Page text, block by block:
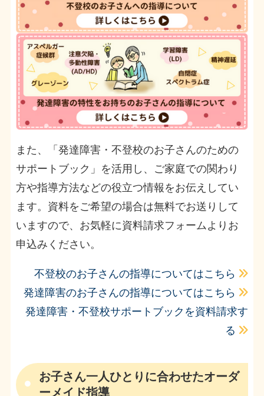
また、「発達障害・不登校のお子さんのための
サポートブック」を活用し、ご家庭での関わり
方や指導方法などの役立つ情報をお伝えしてい
ます。資料をご希望の場合は無料でお送りして
いますので、お気軽に資料請求フォームよりお
申込みください。
不登校のお子さんの指導についてはこちら
発達障害のお子さんの指導についてはこちら
発達障害・不登校サポートブックを資料請求す
る
お子さん一人ひとりに合わせたオーダ
ーメイド指導